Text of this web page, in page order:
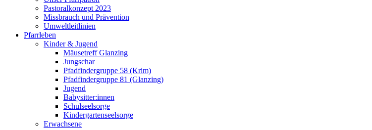
Pastoralkonzept 2023
Missbrauch und Prävention
Umweltleitlinien
Pfarrleben
Kinder & Jugend
Mäusetreff Glanzing
Jungschar
Pfadfindergruppe 58 (Krim)
Pfadfindergruppe 81 (Glanzing)
Jugend
Babysitter:innen
Schulseelsorge
Kindergartenseelsorge
Erwachsene